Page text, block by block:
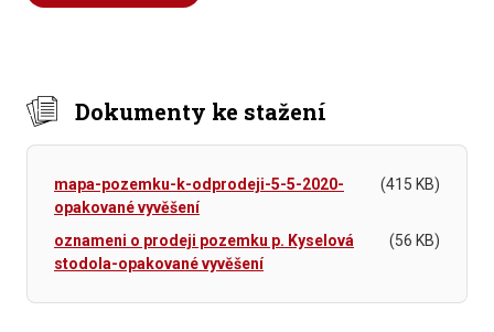
Dokumenty ke stažení
mapa-pozemku-k-odprodeji-5-5-2020-
opakované vyvěšení
(415 KB)
oznameni o prodeji pozemku p. Kyselová
stodola-opakované vyvěšení
(56 KB)